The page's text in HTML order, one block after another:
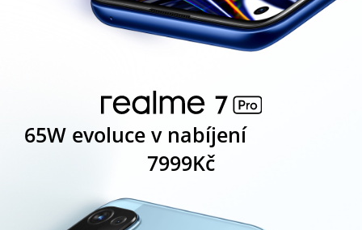
65W evoluce v nabíjení
7999Kč